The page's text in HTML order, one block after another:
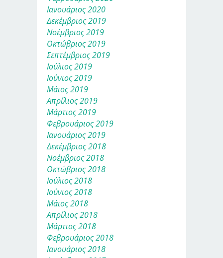
Ιανουάριος 2020
Δεκέμβριος 2019
Νοέμβριος 2019
Οκτώβριος 2019
Σεπτέμβριος 2019
Ιούλιος 2019
Ιούνιος 2019
Μάιος 2019
Απρίλιος 2019
Μάρτιος 2019
Φεβρουάριος 2019
Ιανουάριος 2019
Δεκέμβριος 2018
Νοέμβριος 2018
Οκτώβριος 2018
Ιούλιος 2018
Ιούνιος 2018
Μάιος 2018
Απρίλιος 2018
Μάρτιος 2018
Φεβρουάριος 2018
Ιανουάριος 2018